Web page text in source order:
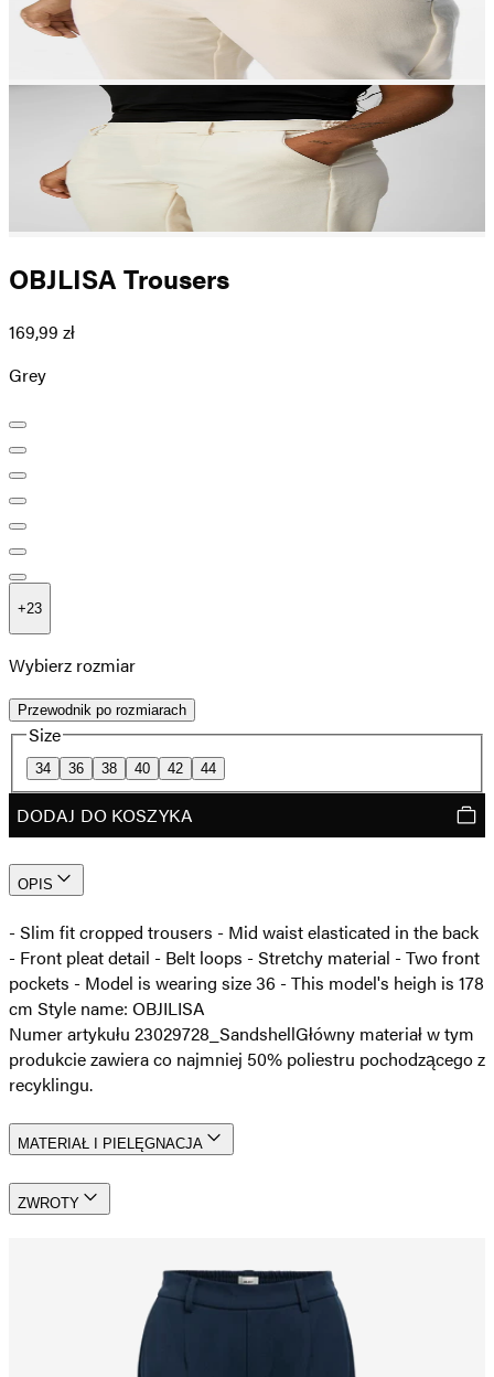
OBJLISA Trousers
169,99 zł
Grey
+23
Wybierz rozmiar
Przewodnik po rozmiarach
Size
34 36 38 40 42 44
DODAJ DO KOSZYKA
OPIS
- Slim fit cropped trousers - Mid waist elasticated in the back
- Front pleat detail - Belt loops - Stretchy material - Two front
pockets - Model is wearing size 36 - This model's heigh is 178
cm Style name: OBJILISA
Numer artykułu 23029728_SandshellGłówny materiał w tym
produkcie zawiera co najmniej 50% poliestru pochodzącego z
recyklingu.
MATERIAŁ I PIELĘGNACJA
ZWROTY